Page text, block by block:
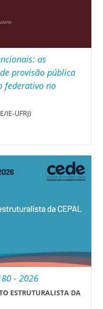
as
provisão pública
federativo no
IE-UFRJ)
- 2026
ESTRUTURALISTA DA